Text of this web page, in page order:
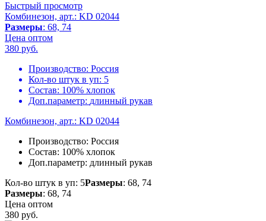
Быстрый просмотр
Комбинезон, арт.: KD 02044
Размеры: 68, 74
Цена оптом
380 руб.
Производство: Россия
Кол-во штук в уп: 5
Состав: 100% хлопок
Доп.параметр: длинный рукав
Комбинезон, арт.: KD 02044
Производство: Россия
Состав: 100% хлопок
Доп.параметр: длинный рукав
Кол-во штук в уп: 5Размеры: 68, 74
Размеры: 68, 74
Цена оптом
380 руб.